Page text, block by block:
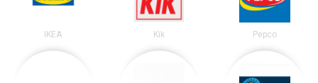
IKEA Kik Pepco